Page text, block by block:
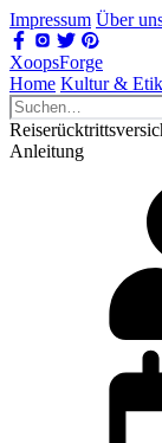
Impressum Über
XoopsForge
Home Kultur &
Anleitung